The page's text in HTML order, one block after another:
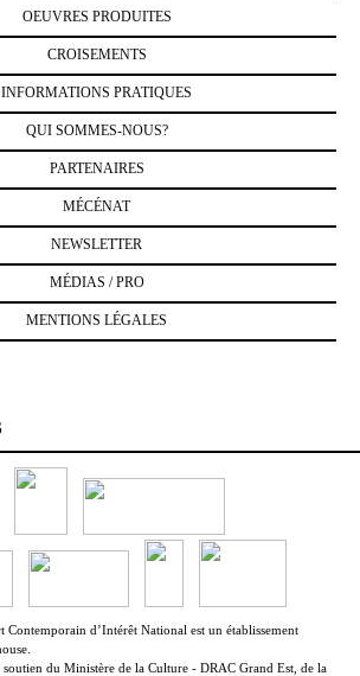
OEUVRES PRODUITES
CROISEMENTS
INFORMATIONS PRATIQUES
QUI SOMMES-NOUS?
PARTENAIRES
MÉCÉNAT
NEWSLETTER
MÉDIAS / PRO
MENTIONS LÉGALES
Contemporain d’Intérêt National est un établissement
du Ministère de la Culture - DRAC Grand Est, de la